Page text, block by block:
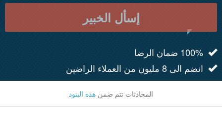
إسأل الخبير
100% ضمان الرضا
انضم الى 8 مليون من العملاء الراضين
المحادثات تتم ضمن هذه البنود